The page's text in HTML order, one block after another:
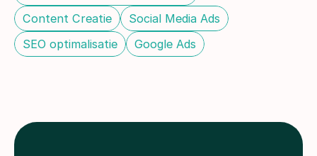
Content Creatie
Social Media Ads
SEO optimalisatie
Google Ads